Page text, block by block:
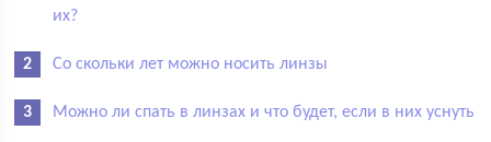
их?
Со скольки лет можно носить линзы
Можно ли спать в линзах и что будет, если в них уснуть